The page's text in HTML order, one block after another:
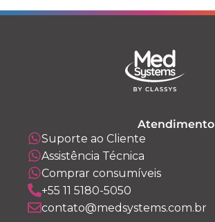
Atendimento
Suporte ao Cliente
Assistência Técnica
Comprar consumíveis
+55 11 5180-5050
contato@medsystems.com.br